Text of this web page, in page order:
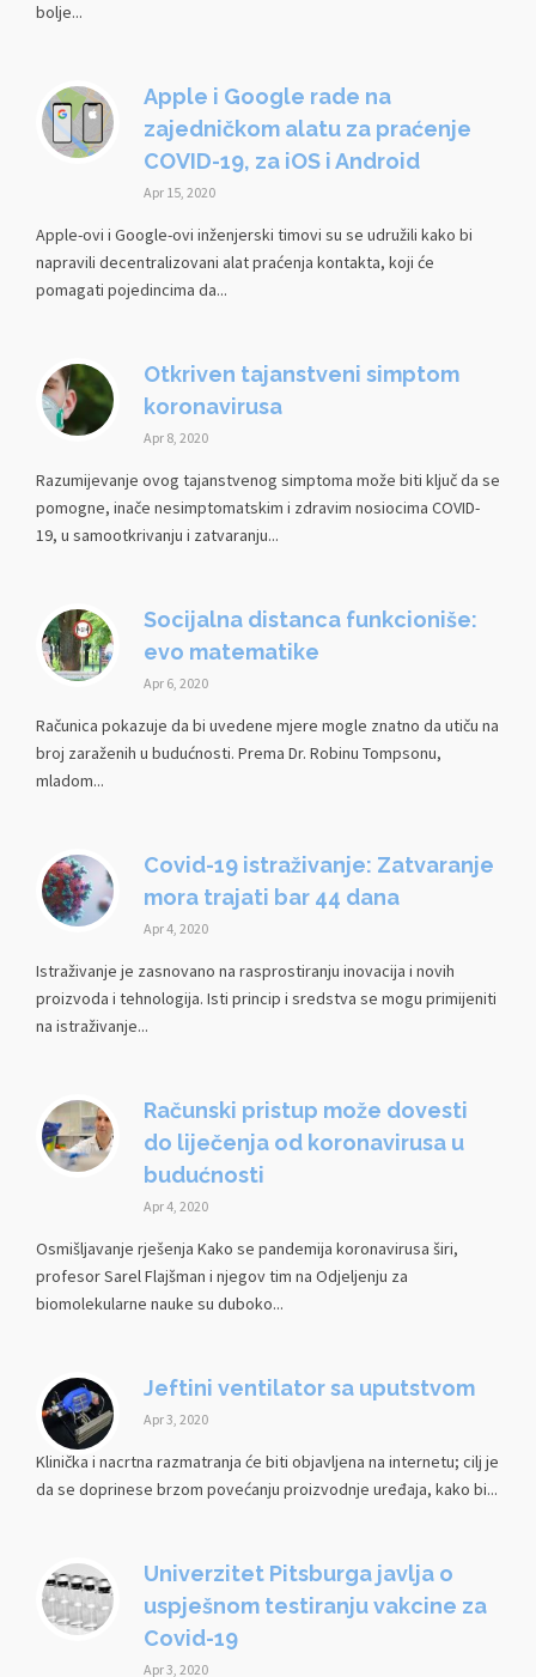
bolje...
Apple i Google rade na
zajedničkom alatu za praćenje
COVID-19, za iOS i Android
Apr 15, 2020
Apple-ovi i Google-ovi inženjerski timovi su se udružili kako bi
napravili decentralizovani alat praćenja kontakta, koji će
pomagati pojedincima da...
Otkriven tajanstveni simptom
koronavirusa
Apr 8, 2020
Razumijevanje ovog tajanstvenog simptoma može biti ključ da se
pomogne, inače nesimptomatskim i zdravim nosiocima COVID-
19, u samootkrivanju i zatvaranju...
Socijalna distanca funkcioniše:
evo matematike
Apr 6, 2020
Računica pokazuje da bi uvedene mjere mogle znatno da utiču na
broj zaraženih u budućnosti. Prema Dr. Robinu Tompsonu,
mladom...
Covid-19 istraživanje: Zatvaranje
mora trajati bar 44 dana
Apr 4, 2020
Istraživanje je zasnovano na rasprostiranju inovacija i novih
proizvoda i tehnologija. Isti princip i sredstva se mogu primijeniti
na istraživanje...
Računski pristup može dovesti
do liječenja od koronavirusa u
budućnosti
Apr 4, 2020
Osmišljavanje rješenja Kako se pandemija koronavirusa širi,
profesor Sarel Flajšman i njegov tim na Odjeljenju za
biomolekularne nauke su duboko...
Jeftini ventilator sa uputstvom
Apr 3, 2020
Klinička i nacrtna razmatranja će biti objavljena na internetu; cilj je
da se doprinese brzom povećanju proizvodnje uređaja, kako bi...
Univerzitet Pitsburga javlja o
uspješnom testiranju vakcine za
Covid-19
Apr 3, 2020